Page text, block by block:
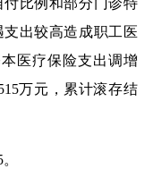
比例和部分门诊特
出较高造成职工医
医疗保险支出调增
万元，累计滚存结